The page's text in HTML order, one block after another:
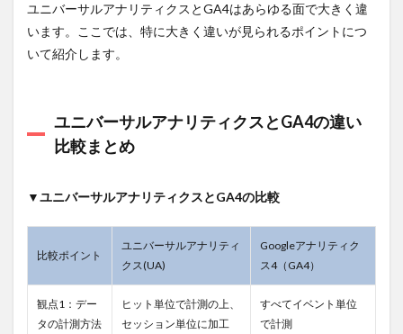
スと
GA4
を併
用す
の全
体像
ユニ
サル
リテ
スの
設定
ユニバーサルアナリティクスとGA4はあらゆる面で大きく違
います。ここでは、特に大きく違いが見られるポイントにつ
いて紹介します。
ユニバーサルアナリティクスとGA4の違い
比較まとめ
▼ユニバーサルアナリティクスとGA4の比較
比較ポイント
ユニバーサルアナリティ
クス(UA)
Googleアナリティク
ス4（GA4）
観点1：デー
タの計測方法
ヒット単位で計測の上、
セッション単位に加工
すべてイベント単位
で計測